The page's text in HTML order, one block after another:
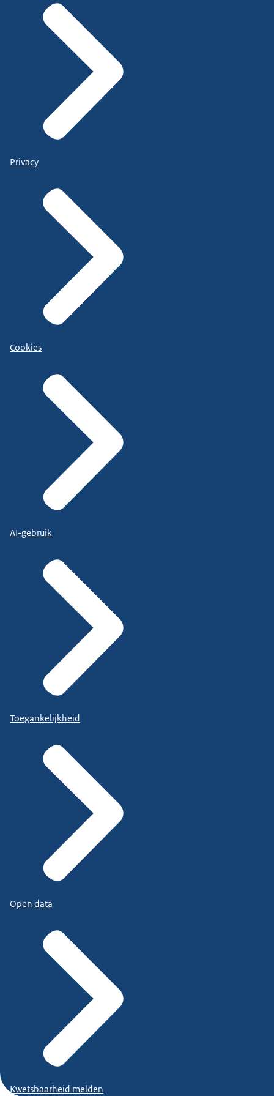
Privacy
Cookies
AI-gebruik
Toegankelijkheid
Open data
Kwetsbaarheid melden